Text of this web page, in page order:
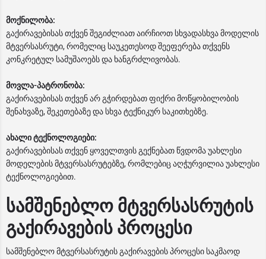
მოქნილობა:
გაქირავებისას თქვენ შეგიძლიათ აირჩიოთ სხვადასხვა მოდელის
მტვერსასრუტი, რომელიც საუკეთესოდ შეეფერება თქვენს
კონკრეტულ სამუშაოებს და ხანგრძლივობას.
მოვლა-პატრონობა:
გაქირავებისას თქვენ არ გჭირდებათ ფიქრი მოწყობილობის
შენახვაზე, შეკეთებაზე და სხვა ტექნიკურ საკითხებზე.
ახალი ტექნოლოგიები:
გაქირავებისას თქვენ ყოველთვის გექნებათ წვდომა უახლესი
მოდელების მტვერსასრუტებზე, რომლებიც აღჭურვილია უახლესი
ტექნოლოგიებით.
სამშენებლო მტვერსასრუტის
გაქირავების პროცესი
სამშენებლო მტვერსასრუტის გაქირავების პროცესი საკმაოდ